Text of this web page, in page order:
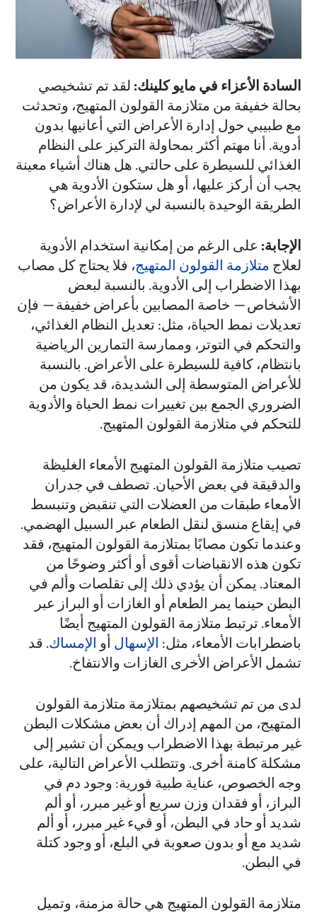
السادة الأعزاء في مايو كلينك: لقد تم تشخيصي
بحالة خفيفة من متلازمة القولون المتهيج، وتحدثت
مع طبيبي حول إدارة الأعراض التي أعانيها بدون
أدوية. أنا مهتم أكثر بمحاولة التركيز على النظام
الغذائي للسيطرة على حالتي. هل هناك أشياء معينة
يجب أن أركز عليها، أو هل ستكون الأدوية هي
الطريقة الوحيدة بالنسبة لي لإدارة الأعراض؟
الإجابة: على الرغم من إمكانية استخدام الأدوية
لعلاج متلازمة القولون المتهيج، فلا يحتاج كل مصاب
بهذا الاضطراب إلى الأدوية. بالنسبة لبعض
الأشخاص— خاصة المصابين بأعراض خفيفة— فإن
تعديلات نمط الحياة، مثل: تعديل النظام الغذائي،
والتحكم في التوتر، وممارسة التمارين الرياضية
بانتظام، كافية للسيطرة على الأعراض. بالنسبة
للأعراض المتوسطة إلى الشديدة، قد يكون من
الضروري الجمع بين تغييرات نمط الحياة والأدوية
للتحكم في متلازمة القولون المتهيج.
تصيب متلازمة القولون المتهيج الأمعاء الغليظة
والدقيقة في بعض الأحيان. تصطف في جدران
الأمعاء طبقات من العضلات التي تنقبض وتنبسط
في إيقاع منسق لنقل الطعام عبر السبيل الهضمي.
وعندما تكون مصابًا بمتلازمة القولون المتهيج، فقد
تكون هذه الانقباضات أقوى أو أكثر وضوحًا من
المعتاد. يمكن أن يؤدي ذلك إلى تقلصات وألم في
البطن حينما يمر الطعام أو الغازات أو البراز عبر
الأمعاء. ترتبط متلازمة القولون المتهيج أيضًا
باضطرابات الأمعاء، مثل: الإسهال أو الإمساك. قد
تشمل الأعراض الأخرى الغازات والانتفاخ.
لدى من تم تشخيصهم بمتلازمة متلازمة القولون
المتهيج، من المهم إدراك أن بعض مشكلات البطن
غير مرتبطة بهذا الاضطراب ويمكن أن تشير إلى
مشكلة كامنة أخرى. وتتطلب الأعراض التالية، على
وجه الخصوص، عناية طبية فورية: وجود دم في
البراز، أو فقدان وزن سريع أو غير مبرر، أو ألم
شديد أو حاد في البطن، أو قيء غير مبرر، أو ألم
شديد مع أو بدون صعوبة في البلع، أو وجود كتلة
في البطن.
متلازمة القولون المتهيج هي حالة مزمنة، وتميل